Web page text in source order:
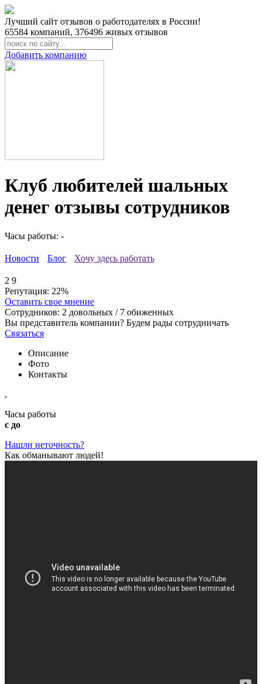
Лучший сайт отзывов о работодателях в России!
65584 компаний, 376496 живых отзывов
Добавить компанию
Клуб любителей шальных
денег отзывы сотрудников
Часы работы: -
Новости Блог Хочу здесь работать
2 9
Репутация: 22%
Оставить свое мнение
Сотрудников: 2 довольных / 7 обиженных
Вы представитель компании? Будем рады сотрудничать
Связаться
Описание
Фото
Контакты
,
Часы работы
с до
Нашли неточность?
Как обманывают людей!